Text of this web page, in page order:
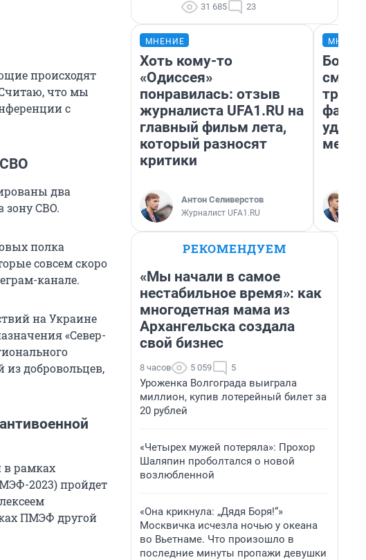
происходят
Считаю, что мы
с
два
зону СВО.
полка
совсем скоро
канале.
на Украине
«Север-
из добровольцев,
рамках
2023) пройдет
ПМЭФ другой
31 685 23
МНЕНИЕ
Хоть кому-то
«Одиссея»
понравилась: отзыв
журналиста UFA1.RU на
главный фильм лета,
который разносят
критики
Антон Селиверстов
Журналист UFA1.RU
месте
РЕКОМЕНДУЕМ
«Мы начали в самое
нестабильное время»: как
многодетная мама из
Архангельска создала
свой бизнес
8 часов 5 059 5
Уроженка Волгограда выиграла
миллион, купив лотерейный билет за
20 рублей
«Четырех мужей потеряла»: Прохор
Шаляпин проболтался о новой
возлюбленной
«Она крикнула: „Дядя Боря!“»
Москвичка исчезла ночью у океана
во Вьетнаме. Что произошло в
последние минуты пропажи девушки